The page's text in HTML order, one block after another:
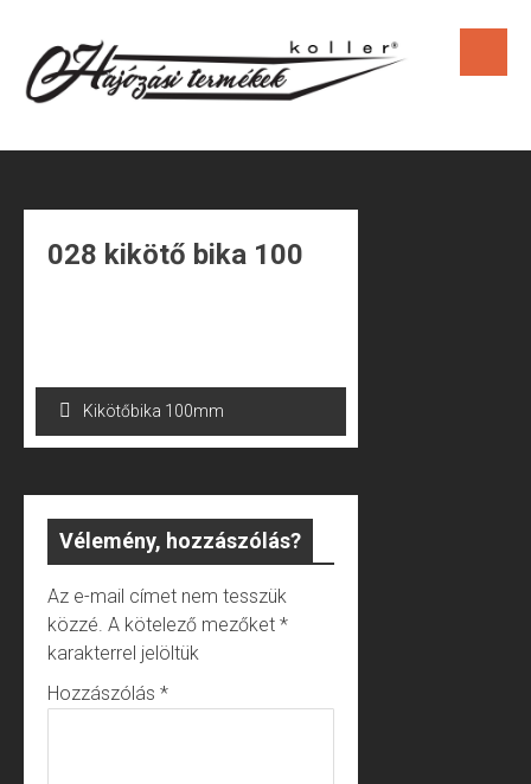
content
028 kikötő bika 100
Bejegyzés
Kikötőbika 100mm
Vélemény, hozzászólás?
Az e-mail címet nem tesszük
közzé. A kötelező mezőket *
karakterrel jelöltük
Hozzászólás *